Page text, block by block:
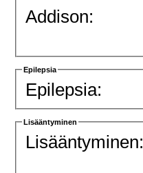
Addison:
Epilepsia
Epilepsia:
Lisääntyminen
Lisääntyminen: